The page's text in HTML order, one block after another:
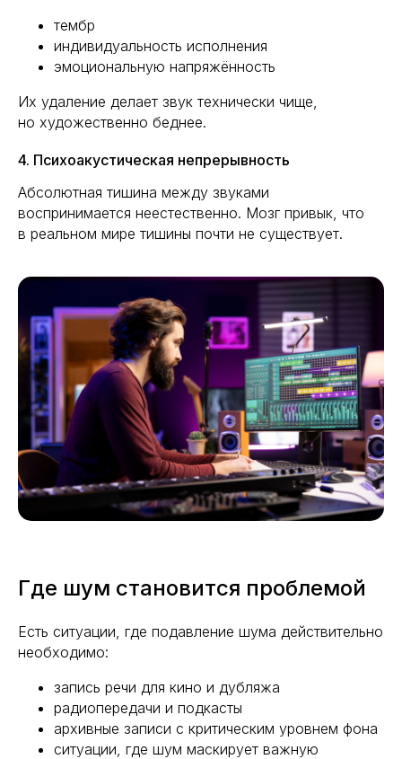
тембр
индивидуальность исполнения
эмоциональную напряжённость
Их удаление делает звук технически чище,
но художественно беднее.
4. Психоакустическая непрерывность
Абсолютная тишина между звуками
воспринимается неестественно. Мозг привык, что
в реальном мире тишины почти не существует.
Где шум становится проблемой
Есть ситуации, где подавление шума действительно
необходимо:
запись речи для кино и дубляжа
радиопередачи и подкасты
архивные записи с критическим уровнем фона
ситуации, где шум маскирует важную